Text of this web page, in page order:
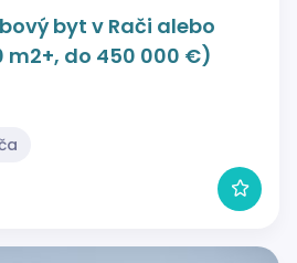
byt v Rači alebo
do 450 000 €)